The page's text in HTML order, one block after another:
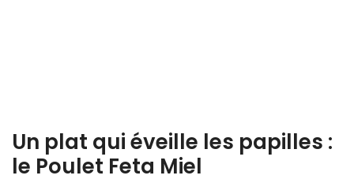
Un plat qui éveille les papilles :
le Poulet Feta Miel